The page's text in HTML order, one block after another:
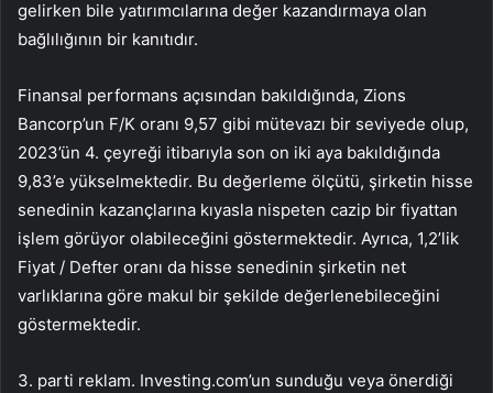
gelirken bile yatırımcılarına değer kazandırmaya olan
bağlılığının bir kanıtıdır.
Finansal performans açısından bakıldığında, Zions
Bancorp’un F/K oranı 9,57 gibi mütevazı bir seviyede olup,
2023’ün 4. çeyreği itibarıyla son on iki aya bakıldığında
9,83’e yükselmektedir. Bu değerleme ölçütü, şirketin hisse
senedinin kazançlarına kıyasla nispeten cazip bir fiyattan
işlem görüyor olabileceğini göstermektedir. Ayrıca, 1,2’lik
Fiyat / Defter oranı da hisse senedinin şirketin net
varlıklarına göre makul bir şekilde değerlenebileceğini
göstermektedir.
3. parti reklam. Investing.com’un sunduğu veya önerdiği